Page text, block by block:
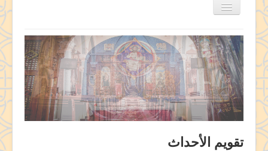
الرئيسية
تاريخ كنيستنا
اباء الكنيسة
قديسى الكنيسة
منشآت الكنيسة
خدمات الكنيسة
تقويم الأحداث